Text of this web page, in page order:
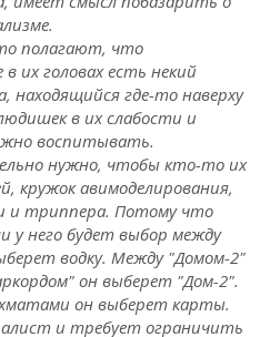
полагают, что
их головах есть некий
находящийся где-то наверху
в их слабости и
воспитывать.
нужно, чтобы кто-то их
кружок авимоделирования,
и триппера. Потому что
у него будет выбор между
водку. Между "Домом-2"
он выберет "Дом-2".
он выберет карты.
и требует ограничить